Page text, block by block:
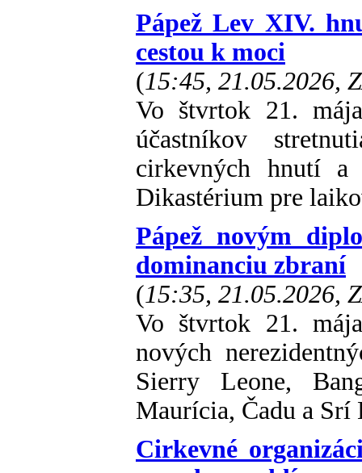
Pápež Lev XIV.
cestou k moci
(15:45, 21.05.2026,
Vo štvrtok 21.
účastníkov
cirkevných hnutí a
Dikastérium pre
Pápež novým
dominanciu zbraní
(15:35, 21.05.2026,
Vo štvrtok 21.
nových
Sierry Leone,
Maurícia, Čadu a Srí
Cirkevné